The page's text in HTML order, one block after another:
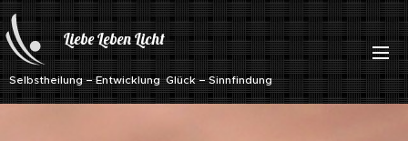
Liebe Leben Licht
Selbstheilung – Entwicklung Glück – Sinnfindung